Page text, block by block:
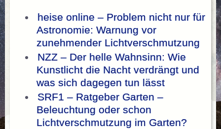
heise online – Problem nicht nur für
Astronomie: Warnung vor
zunehmender Lichtverschmutzung
NZZ – Der helle Wahnsinn: Wie
Kunstlicht die Nacht verdrängt und
was sich dagegen tun lässt
SRF1 – Ratgeber Garten –
Beleuchtung oder schon
Lichtverschmutzung im Garten?